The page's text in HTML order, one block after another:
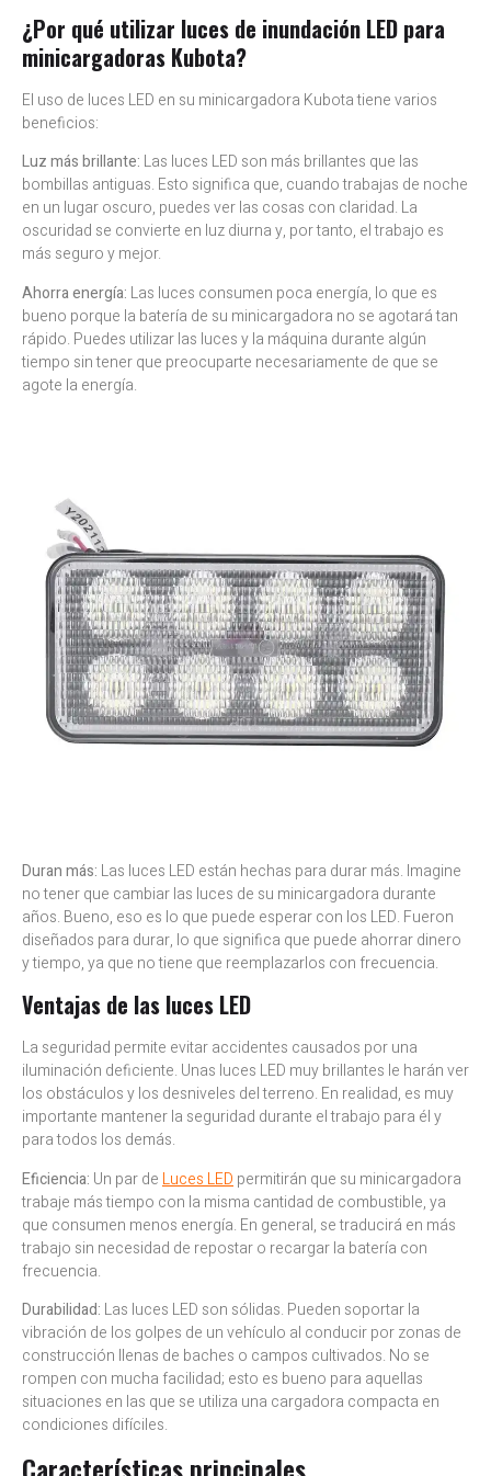
¿Por qué utilizar luces de inundación LED para
minicargadoras Kubota?
El uso de luces LED en su minicargadora Kubota tiene varios
beneficios:
Luz más brillante: Las luces LED son más brillantes que las
bombillas antiguas. Esto significa que, cuando trabajas de noche
en un lugar oscuro, puedes ver las cosas con claridad. La
oscuridad se convierte en luz diurna y, por tanto, el trabajo es
más seguro y mejor.
Ahorra energía: Las luces consumen poca energía, lo que es
bueno porque la batería de su minicargadora no se agotará tan
rápido. Puedes utilizar las luces y la máquina durante algún
tiempo sin tener que preocuparte necesariamente de que se
agote la energía.
Duran más: Las luces LED están hechas para durar más. Imagine
no tener que cambiar las luces de su minicargadora durante
años. Bueno, eso es lo que puede esperar con los LED. Fueron
diseñados para durar, lo que significa que puede ahorrar dinero
y tiempo, ya que no tiene que reemplazarlos con frecuencia.
Ventajas de las luces LED
La seguridad permite evitar accidentes causados por una
iluminación deficiente. Unas luces LED muy brillantes le harán ver
los obstáculos y los desniveles del terreno. En realidad, es muy
importante mantener la seguridad durante el trabajo para él y
para todos los demás.
Eficiencia: Un par de Luces LED permitirán que su minicargadora
trabaje más tiempo con la misma cantidad de combustible, ya
que consumen menos energía. En general, se traducirá en más
trabajo sin necesidad de repostar o recargar la batería con
frecuencia.
Durabilidad: Las luces LED son sólidas. Pueden soportar la
vibración de los golpes de un vehículo al conducir por zonas de
construcción llenas de baches o campos cultivados. No se
rompen con mucha facilidad; esto es bueno para aquellas
situaciones en las que se utiliza una cargadora compacta en
condiciones difíciles.
Características principales